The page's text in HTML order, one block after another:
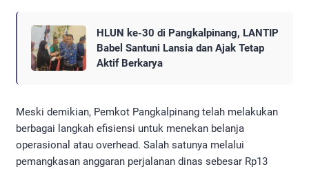
HLUN ke-30 di Pangkalpinang, LANTIP
Babel Santuni Lansia dan Ajak Tetap
Aktif Berkarya
Meski demikian, Pemkot Pangkalpinang telah melakukan
berbagai langkah efisiensi untuk menekan belanja
operasional atau overhead. Salah satunya melalui
pemangkasan anggaran perjalanan dinas sebesar Rp13